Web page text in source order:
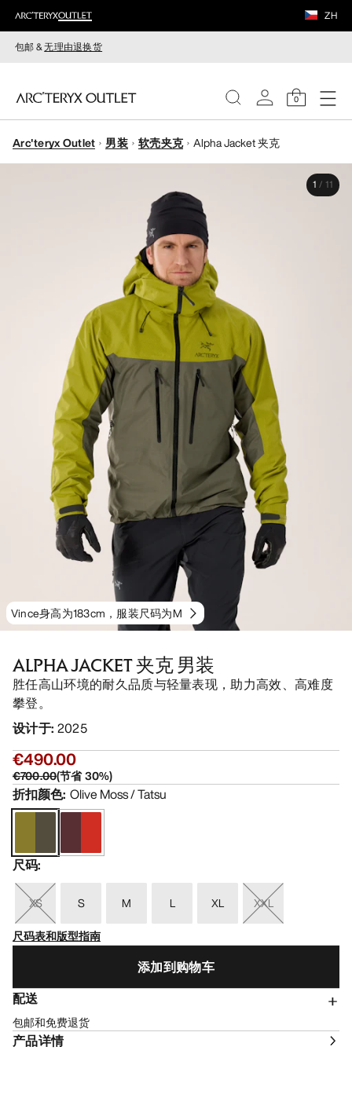
ZH
包邮 &无理由退换货
0
女装
Arc'teryx Outlet 男装 软壳夹克 Alpha Jacket 夹克
Vince身高为183cm，服装尺码为M
1 / 11
ALPHA JACKET 夹克 男装
胜任高山环境的耐久品质与轻量表现，助力高效、高难度
攀登。
设计于: 2025
€490.00
€700.00(节省30%)
折扣颜色: Olive Moss / Tatsu
尺码:
XS S M L XL
XXL
尺码表和版型指南
添加到购物车
配送
包邮和免费退货
产品详情